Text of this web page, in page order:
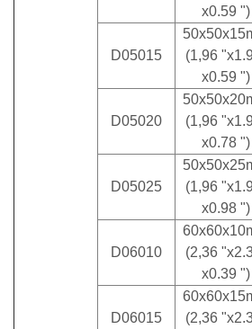
x0.59 ")
D05015
(1,96
x0.59 ")
D05020
(1,96
x0.78 ")
D05025
(1,96
x0.98 ")
D06010
(2,36
x0.39 ")
D06015
(2,36